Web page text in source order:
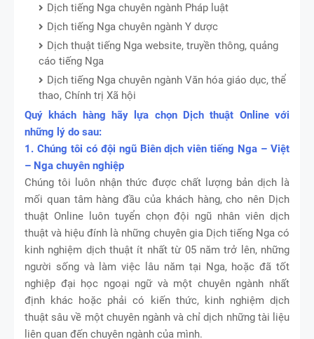
Dịch tiếng Nga chuyên ngành Pháp luật
Dịch tiếng Nga chuyên ngành Y dược
Dịch thuật tiếng Nga website, truyền thông, quảng
cáo tiếng Nga
Dịch tiếng Nga chuyên ngành Văn hóa giáo dục, thể
thao, Chính trị Xã hội
Quý khách hàng hãy lựa chọn Dịch thuật Online với
những lý do sau:
1. Chúng tôi có đội ngũ Biên dịch viên tiếng Nga – Việt
– Nga chuyên nghiệp
Chúng tôi luôn nhận thức được chất lượng bản dịch là
mối quan tâm hàng đầu của khách hàng, cho nên Dịch
thuật Online luôn tuyển chọn đội ngũ nhân viên dịch
thuật và hiệu đính là những chuyên gia Dịch tiếng Nga có
kinh nghiệm dịch thuật ít nhất từ 05 năm trở lên, những
người sống và làm việc lâu năm tại Nga, hoặc đã tốt
nghiệp đại học ngoại ngữ và một chuyên ngành nhất
định khác hoặc phải có kiến thức, kinh nghiệm dịch
thuật sâu về một chuyên ngành và chỉ dịch những tài liệu
liên quan đến chuyên ngành của mình.